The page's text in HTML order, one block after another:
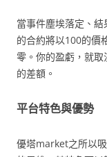
當事件塵埃落定、
的合約將以100的價
零。你的盈虧，就
的差額。
平台特色與優勢
優塔market之所以